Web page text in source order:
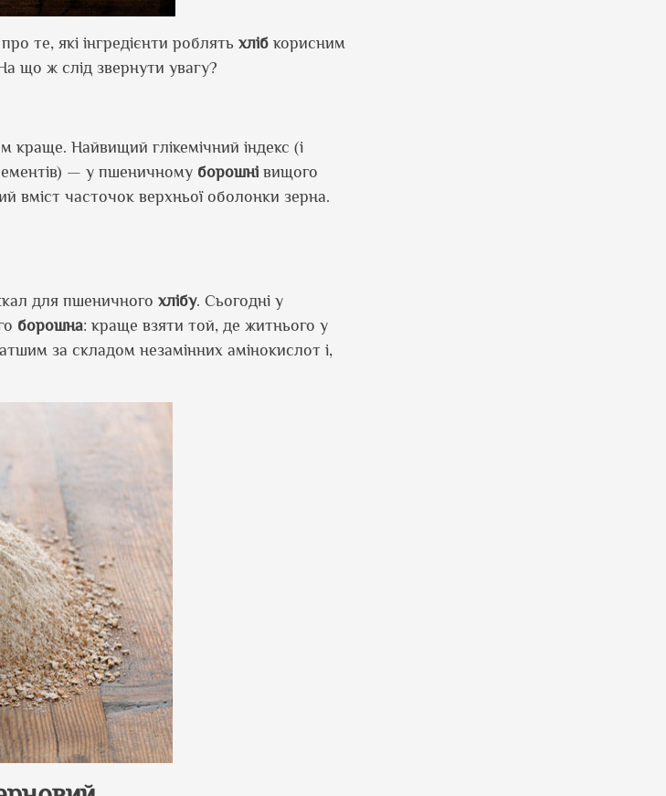
те, які інгредієнти роблять хліб корисним
що ж слід звернути увагу?
краще. Найвищий глікемічний індекс (і
— у пшеничному борошні вищого
вміст часточок верхньої оболонки зерна.
для пшеничного хлібу. Сьогодні у
борошна: краще взяти той, де житнього у
за складом незамінних амінокислот і,